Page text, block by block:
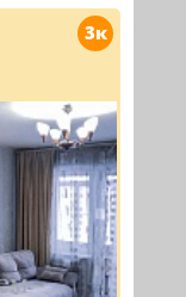
3к